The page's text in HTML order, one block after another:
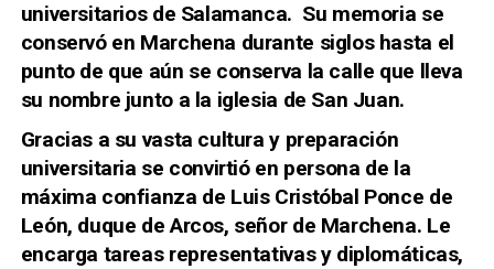
universitarios de Salamanca. Su memoria se
conservó en Marchena durante siglos hasta el
punto de que aún se conserva la calle que lleva
su nombre junto a la iglesia de San Juan.
Gracias a su vasta cultura y preparación
universitaria se convirtió en persona de la
máxima confianza de Luis Cristóbal Ponce de
León, duque de Arcos, señor de Marchena. Le
encarga tareas representativas y diplomáticas,